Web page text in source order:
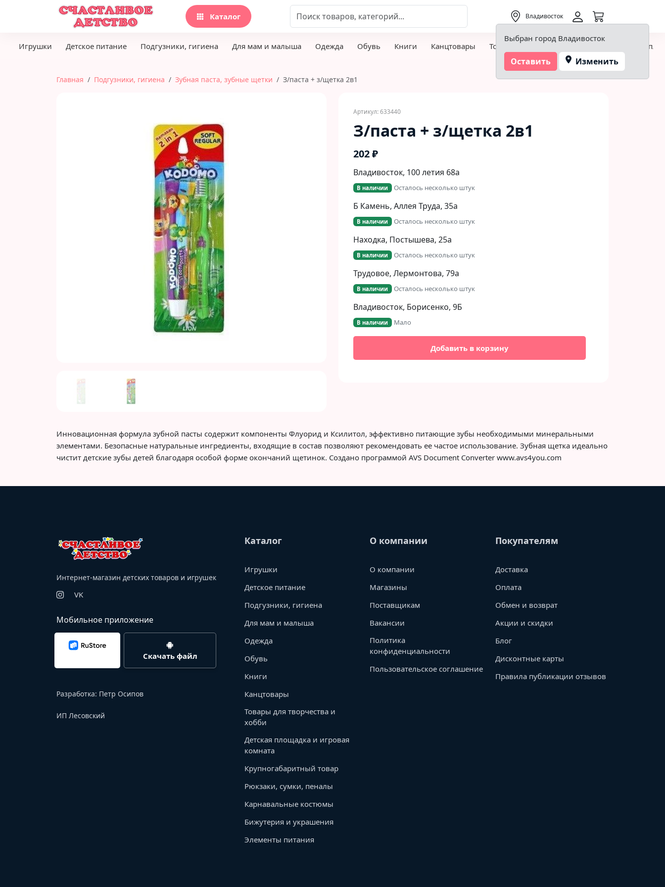
Каталог Владивосток
Выбран город Владивосток
Оставить Изменить
Игрушки Детское питание Подгузники, гигиена Для мам и малыша Одежда Обувь Книги Канцтовары Товары для творчества и хобби Детская
Главная Подгузники, гигиена Зубная паста, зубные щетки З/паста + з/щетка 2в1
Артикул: 633440
З/паста + з/щетка 2в1
202 ₽
Владивосток, 100 летия 68а
В наличии Осталось несколько штук
Б Камень, Аллея Труда, 35а
В наличии Осталось несколько штук
Находка, Постышева, 25а
В наличии Осталось несколько штук
Трудовое, Лермонтова, 79а
В наличии Осталось несколько штук
Владивосток, Борисенко, 9Б​
В наличии Мало
Добавить в корзину
Инновационная формула зубной пасты содержит компоненты Флуорид и Ксилитол, эффективно питающие зубы необходимыми минеральными
элементами. Безопасные натуральные ингредиенты, входящие в состав позволяют рекомендовать ее частое использование. Зубная щетка идеально
чистит детские зубы детей благодаря особой форме окончаний щетинок. Создано программой AVS Document Converter www.avs4you.com
Интернет-магазин детских товаров и игрушек
VK
Мобильное приложение
Скачать файл
Разработка: Петр Осипов
ИП Лесовский
Каталог
Игрушки
Детское питание
Подгузники, гигиена
Для мам и малыша
Одежда
Обувь
Книги
Канцтовары
Товары для творчества и
хобби
Детская площадка и игровая
комната
Крупногабаритный товар
Рюкзаки, сумки, пеналы
Карнавальные костюмы
Бижутерия и украшения
Элементы питания
О компании
О компании
Магазины
Поставщикам
Вакансии
Политика
конфиденциальности
Пользовательское соглашение
Покупателям
Доставка
Оплата
Обмен и возврат
Акции и скидки
Блог
Дисконтные карты
Правила публикации отзывов